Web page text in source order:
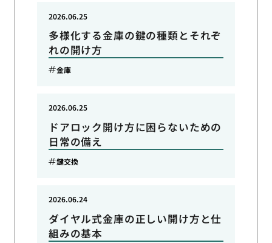
多様化する金庫の鍵の種類とそれぞ
れの開け方
2026.06.25
金庫
ドアロック開け方に困らないための
日常の備え
2026.06.25
鍵交換
ダイヤル式金庫の正しい開け方と仕
組みの基本
2026.06.24